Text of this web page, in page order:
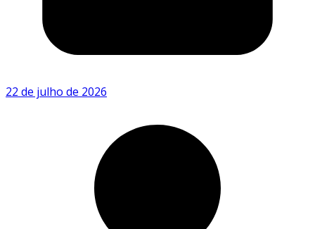
22 de julho de 2026